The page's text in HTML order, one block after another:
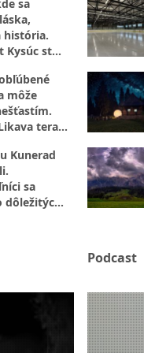
sa
história.
Kysúc stojí
môže
teraz
Kunerad
sa
dôležitých
Podcast